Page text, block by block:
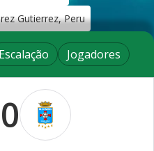
Gutierrez, Peru
Escalação Jogadores
0